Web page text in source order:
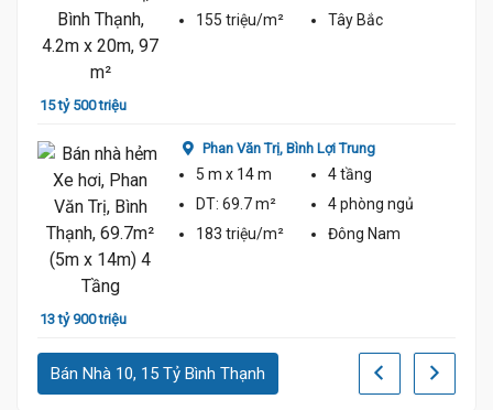
15 tỷ 500 triệu
155 triệu/m²
Tây Bắc
13 tỷ 900 triệu
Phan Văn Trị, Bình Lợi Trung
5 m x 14 m
4 tầng
DT: 69.7 m² 4 phòng ngủ
183 triệu/m²
Đông Nam
Bán Nhà 10, 15 Tỷ Bình Thạnh